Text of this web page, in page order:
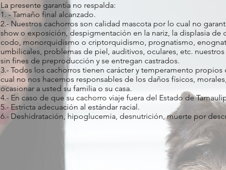
La presente garantía no respalda:
1. - Tamaño final alcanzado.
2.- Nuestros cachorros son calidad mascota por lo cual no
show o exposición, despigmentación en la nariz, la displasia de
codo, monorquidismo o criptorquidismo, prognatismo,
umbilicales, problemas de piel, auditivos, oculares, etc.
sin fines de preproducción y se entregan castrados.
3.- Todos los cachorros tienen carácter y temperamento
cual no nos hacemos responsables de los daños físicos,
ocasionar a usted su familia o su casa.
4.- En caso de que su cachorro viaje fuera del Estado de
5.- Estricta adecuación al estándar racial.
6.- Deshidratación, hipoglucemia, desnutrición, muerte por